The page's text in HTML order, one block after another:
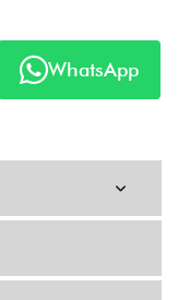
WhatsApp